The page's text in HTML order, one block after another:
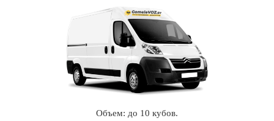
Объем: до 10 кубов.